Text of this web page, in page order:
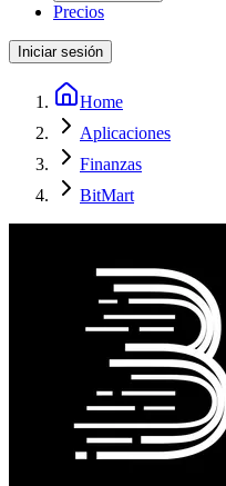
Precios
Iniciar sesión
Home
Aplicaciones
Finanzas
BitMart